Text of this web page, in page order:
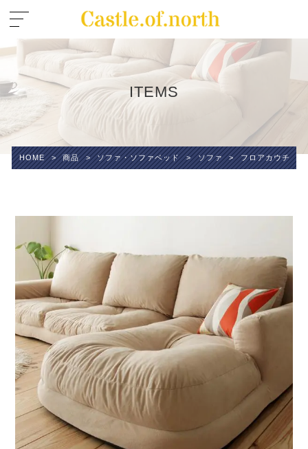
ITEMS
HOME > 商品 > ソファ・ソファベッド > ソファ > フロアカウチソ